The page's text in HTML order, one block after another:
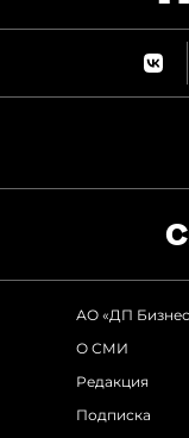
АО «ДП
О СМИ
Редакция
Подписка